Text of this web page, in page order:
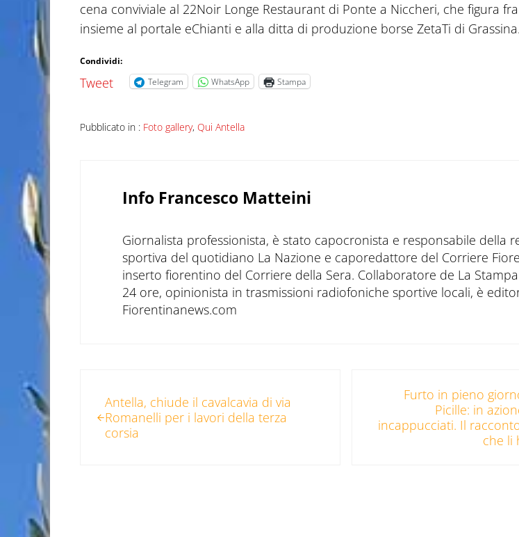
cena conviviale al 22Noir Longe Restaurant di Ponte a Niccheri, che figura
insieme al portale eChianti e alla ditta di produzione borse ZetaTi di Grassina.
Condividi:
Tweet Telegram WhatsApp Stampa
Pubblicato in : Foto gallery, Qui Antella
Info Francesco Matteini
Giornalista professionista, è stato capocronista e responsabile della
sportiva del quotidiano La Nazione e caporedattore del Corriere
inserto fiorentino del Corriere della Sera. Collaboratore de La
24 ore, opinionista in trasmissioni radiofoniche sportive locali, è
Fiorentinanews.com
Antella, chiude il cavalcavia di via
Romanelli per i lavori della terza
corsia
Furto in pieno
Picille: in
incappucciati. Il
che li